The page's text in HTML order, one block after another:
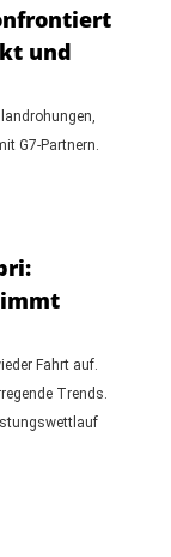
und
G7-Partnern.
Fahrt auf.
Trends.